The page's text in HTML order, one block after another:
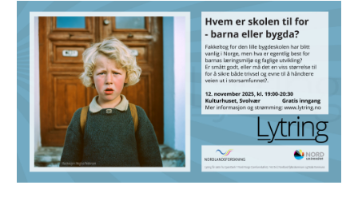
Hvem
skolen
eller
bygda?